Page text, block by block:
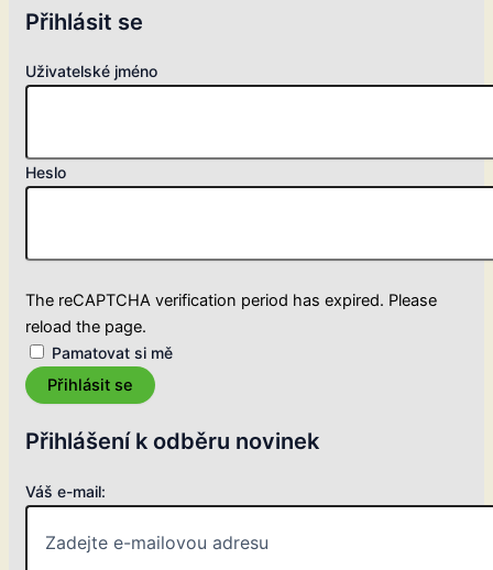
Přihlásit se
Uživatelské jméno
Heslo
The reCAPTCHA verification period has expired. Please
reload the page.
Pamatovat si mě
Přihlásit se
Přihlášení k odběru novinek
Váš e-mail: